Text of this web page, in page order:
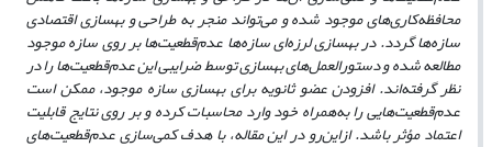
محافظه‌کاری‌های موجود شده و می‌تواند منجر به طراحی و بهسازی اقتصادی
سازه‌ها گردد. در بهسازی لرزه‌ای سازه‌ها عدم‌قطعیت‌ها بر روی سازه موجود
مطالعه شده و دستورالعمل‌های بهسازی توسط ضرایبی این عدم‌قطعیت‌ها را در
نظر گرفته‌اند. افزودن عضو ثانویه برای بهسازی سازه موجود، ممکن است
عدم‌قطعیت‌هایی را به‌همراه خود وارد محاسبات کرده و بر روی نتایج قابلیت
اعتماد مؤثر باشد. ازاین‌رو در این مقاله، با هدف کمی‌سازی عدم‌قطعیت‌های